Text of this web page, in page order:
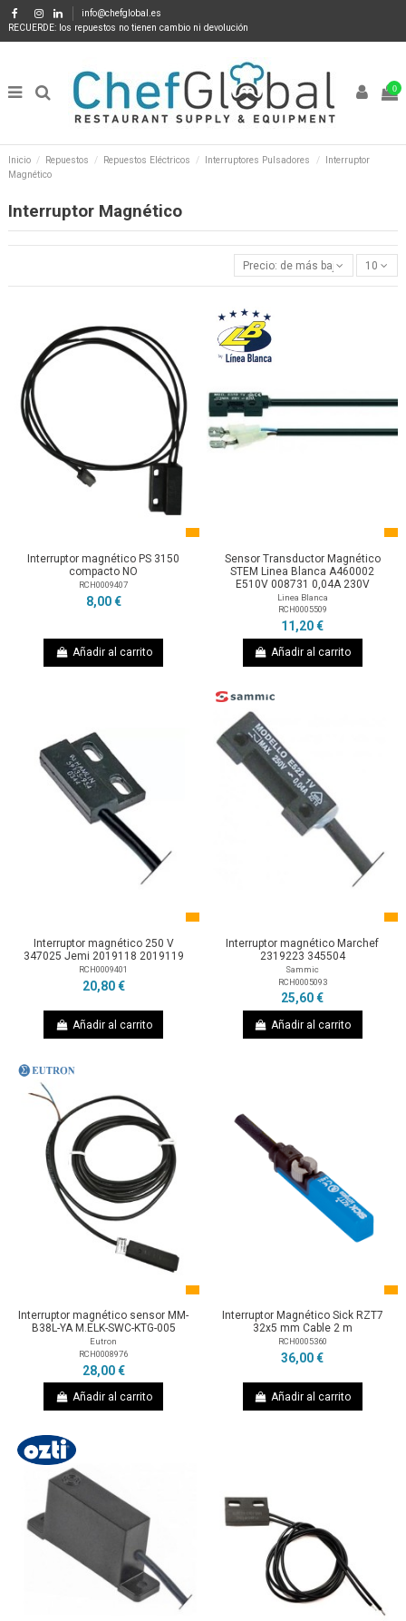
info@chefglobal.es
RECUERDE: los repuestos no tienen cambio ni devolución
0
Inicio Repuestos Repuestos Eléctricos Interruptores Pulsadores
Interruptor
Magnético
Interruptor Magnético
Precio: de más bajo a más alto
10
Interruptor magnético PS 3150
compacto NO
RCH0009407
8,00 €
Añadir al carrito
Sensor Transductor Magnético
STEM Linea Blanca A460002
E510V 008731 0,04A 230V
Linea Blanca
RCH0005509
11,20 €
Añadir al carrito
Interruptor magnético 250 V
347025 Jemi 2019118 2019119
RCH0009401
20,80 €
Añadir al carrito
Interruptor magnético Marchef
2319223 345504
Sammic
RCH0005093
25,60 €
Añadir al carrito
Interruptor magnético sensor MM-
B38L-YA M.ELK-SWC-KTG-005
Eutron
RCH0008976
28,00 €
Añadir al carrito
Interruptor Magnético Sick RZT7
32x5 mm Cable 2 m
RCH0005360
36,00 €
Añadir al carrito